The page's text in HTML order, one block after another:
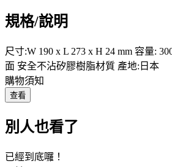
規格/說明
尺寸:W 190 x L 273 x H 24 mm 容量:
面 安全不沾矽膠樹脂材質 產地:日本
購物須知
查看
別人也看了
已經到底囉！